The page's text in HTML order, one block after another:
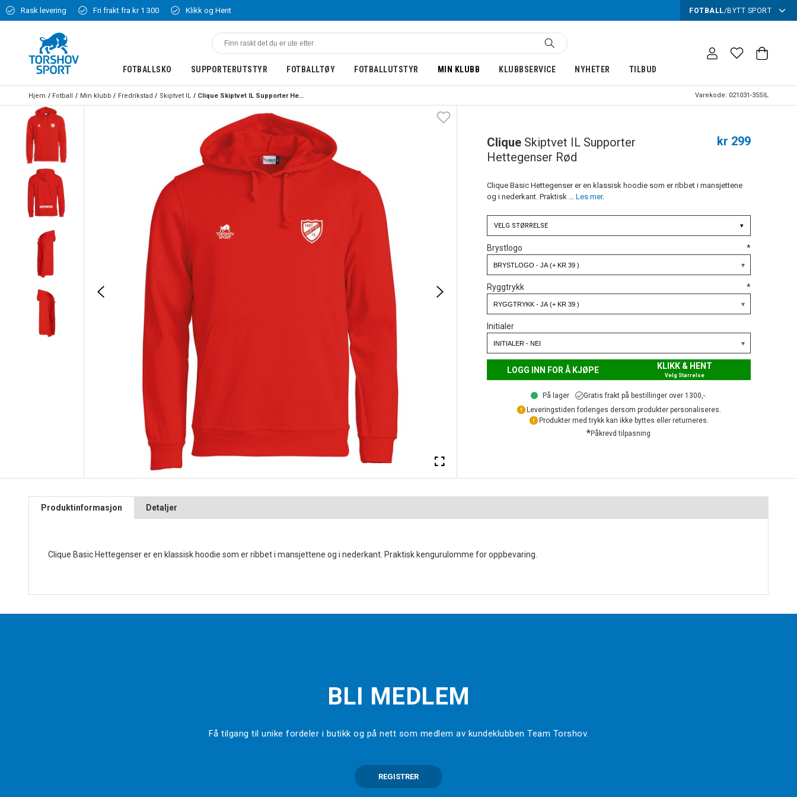
Rask levering Fri frakt fra kr 1 300 Klikk og Hent FOTBALL/BYTT SPORT
FOTBALLSKO SUPPORTERUTSTYR FOTBALLTØY FOTBALLUTSTYR MIN KLUBB KLUBBSERVICE NYHETER TILBUD
Hjem Fotball Min klubb Fredrikstad Skiptvet IL Clique Skiptvet IL Supporter Hettegenser Rød Varekode: 021031-35SIL
Clique Skiptvet IL Supporter
Hettegenser Rød
kr 299
Clique Basic Hettegenser er en klassisk hoodie som er ribbet i mansjettene
og i nederkant. Praktisk ... Les mer.
VELG STØRRELSE ▾
Brystlogo *
Ryggtrykk *
Initialer
LOGG INN FOR Å KJØPE KLIKK & HENT
Velg Størrelse
På lager
Gratis frakt på bestillinger over 1300,-.
Leveringstiden forlenges dersom produkter personaliseres.
Produkter med trykk kan ikke byttes eller returneres.
*Påkrevd tilpasning
Produktinformasjon Detaljer
Clique Basic Hettegenser er en klassisk hoodie som er ribbet i mansjettene og i nederkant. Praktisk kengurulomme for oppbevaring.
BLI MEDLEM
Få tilgang til unike fordeler i butikk og på nett som medlem av kundeklubben Team Torshov.
REGISTRER